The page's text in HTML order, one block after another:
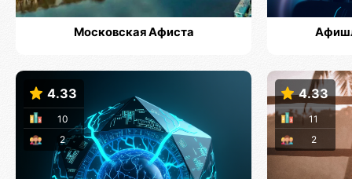
Московская Афиста
4.33
2
10
4.33
2
11